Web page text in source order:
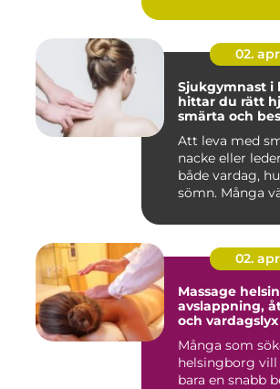
02. apr
Sjukgymnast i
hittar du rätt
smärta och
Att leva med
nacke eller
både vardag,
sömn. Många
02. apr
Massage
avslappning,
och vardagslyx
Många som
helsingborg vill
bara en snabb